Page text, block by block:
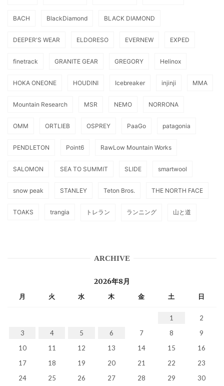
BACH BlackDiamond BLACK DIAMOND
DEEPER'S WEAR ELDORESO EVERNEW EXPED
finetrack GRANITE GEAR GREGORY Helinox
HOKA ONEONE HOUDINI Icebreaker injinji MMA
Mountain Research MSR NEMO NORRONA
OMM ORTLIEB OSPREY PaaGo patagonia
PENDLETON Point6 RawLow Mountain Works
SALOMON SEA TO SUMMIT SLIDE smartwool
snow peak STANLEY Teton Bros. THE NORTH FACE
TOAKS trangia トレラン ランニング 山と道
ARCHIVE
2026年8月
月 火 水 木 金 土 日
1
2
3
4 5 6 7 8
9
10
11 12 13 14 15
16
17
18 19 20 21 22
23
24
25 26 27 28 29 30